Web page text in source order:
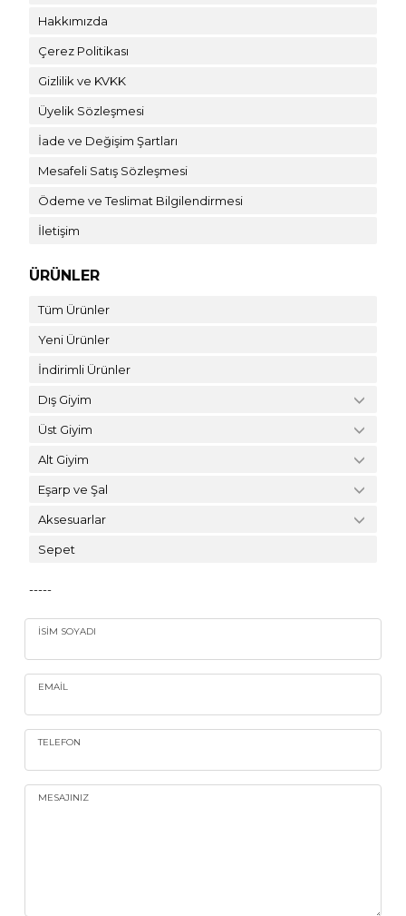
Hakkımızda
Çerez Politikası
Gizlilik ve KVKK
Üyelik Sözleşmesi
İade ve Değişim Şartları
Mesafeli Satış Sözleşmesi
Ödeme ve Teslimat Bilgilendirmesi
İletişim
ÜRÜNLER
Tüm Ürünler
Yeni Ürünler
İndirimli Ürünler
Dış Giyim
Üst Giyim
Alt Giyim
Eşarp ve Şal
Aksesuarlar
Sepet
-----
İSIM SOYADI
EMAIL
TELEFON
MESAJINIZ